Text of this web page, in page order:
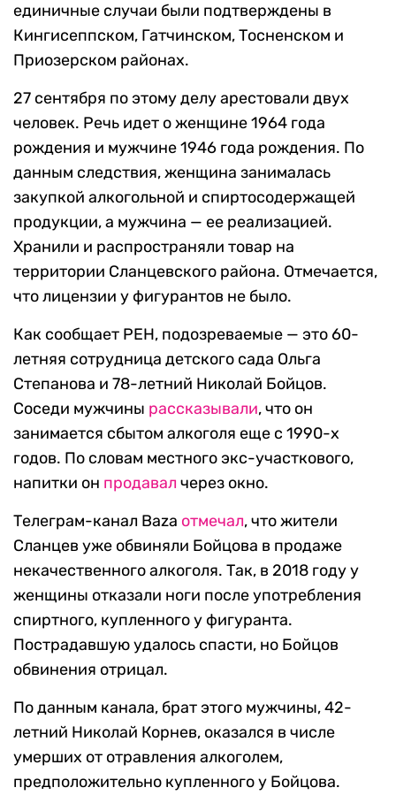
единичные случаи были подтверждены в
Кингисеппском, Гатчинском, Тосненском и
Приозерском районах.
27 сентября по этому делу арестовали двух
человек. Речь идет о женщине 1964 года
рождения и мужчине 1946 года рождения. По
данным следствия, женщина занималась
закупкой алкогольной и спиртосодержащей
продукции, а мужчина — ее реализацией.
Хранили и распространяли товар на
территории Сланцевского района. Отмечается,
что лицензии у фигурантов не было.
Как сообщает РЕН, подозреваемые — это 60-
летняя сотрудница детского сада Ольга
Степанова и 78-летний Николай Бойцов.
Соседи мужчины рассказывали, что он
занимается сбытом алкоголя еще с 1990-х
годов. По словам местного экс-участкового,
напитки он продавал через окно.
Телеграм-канал Baza отмечал, что жители
Сланцев уже обвиняли Бойцова в продаже
некачественного алкоголя. Так, в 2018 году у
женщины отказали ноги после употребления
спиртного, купленного у фигуранта.
Пострадавшую удалось спасти, но Бойцов
обвинения отрицал.
По данным канала, брат этого мужчины, 42-
летний Николай Корнев, оказался в числе
умерших от отравления алкоголем,
предположительно купленного у Бойцова.